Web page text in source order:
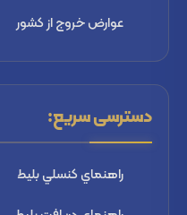
عوارض خروج از کشور
دسترسی سریع:
راهنماي كنسلي بليط